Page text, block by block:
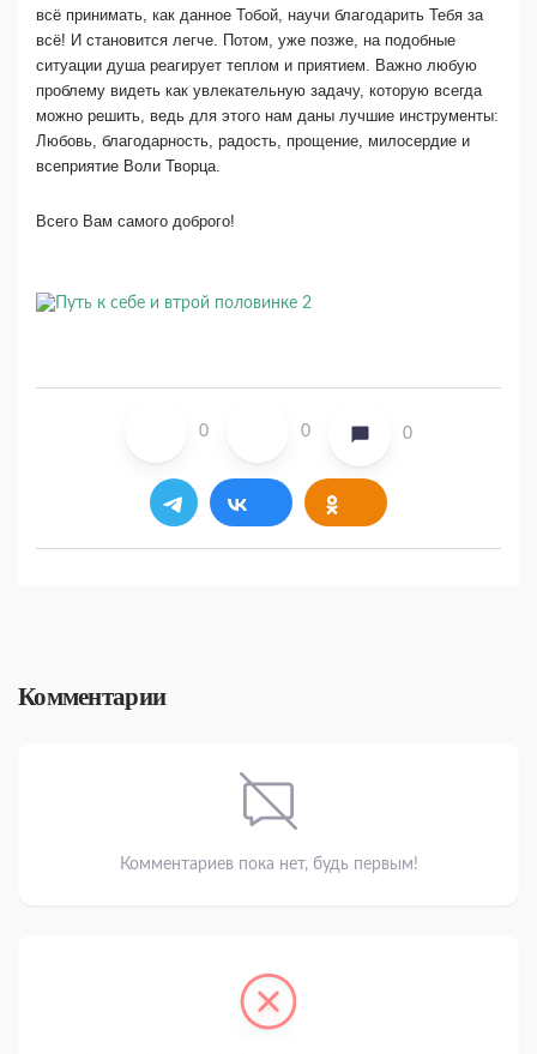
всё принимать, как данное Тобой, научи благодарить Тебя за
всё! И становится легче. Потом, уже позже, на подобные
ситуации душа реагирует теплом и приятием. Важно любую
проблему видеть как увлекательную задачу, которую всегда
можно решить, ведь для этого нам даны лучшие инструменты:
Любовь, благодарность, радость, прощение, милосердие и
всеприятие Воли Творца.
Всего Вам самого доброго!
0 0 0
Комментарии
Комментариев пока нет, будь первым!